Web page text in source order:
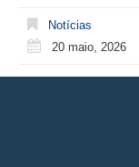
Notícias
20 maio, 2026